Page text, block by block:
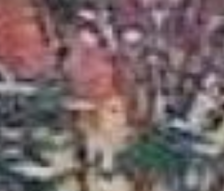
обо всех тонкостях.
– В нашем климате с
высокой влажностью
достаточно и градусов
20-25, чтобы автомобиль
замерз. А если на улице
обещают 30 градусные
морозы, то мы уже с
вечера готовимся – утром
будет много звонков.
Обращения начинают
поступать с семи утра.
Как правило, сначала
люди пробуют завестись
самостоятельно. И что
только не творят, и феном
пытаются, и даже газовой
горелкой! Бывало что
сжигали трубки или по
незнанию плавили